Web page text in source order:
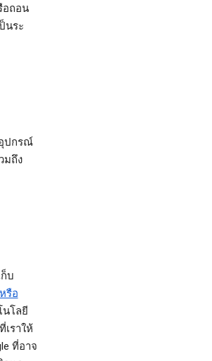
อถอน
นระ
ปกรณ์
มถึง
บ
รือ
นโลยี
ราให้
ที่อาจ